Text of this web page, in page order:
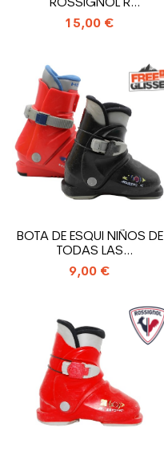
ROSSIGNOL R
18_ENTRADA TRASERA
15,00 €
BOTA DE ESQUI NIÑOS DE
TODAS LAS
MARCAS_ENTRADA
TRASERA
9,00 €